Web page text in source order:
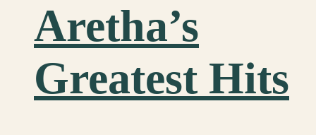
Aretha’s
Greatest Hits